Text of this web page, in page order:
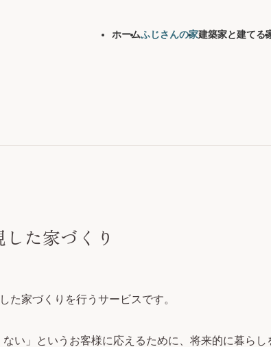
ホームふじさんの家建築家と建てる
した家づくり
た家づくりを行うサービスです。
い」というお客様に応えるために、将来的に暮らし